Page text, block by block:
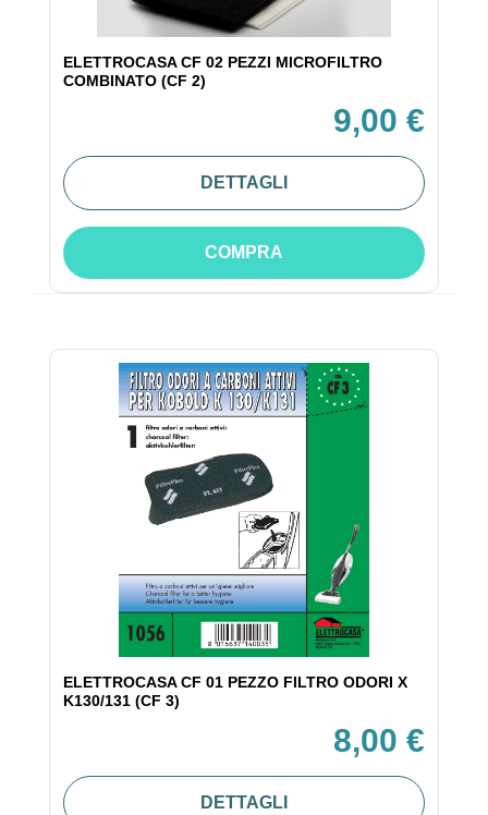
ELETTROCASA CF 02 PEZZI MICROFILTRO
COMBINATO (CF 2)
9,00 €
DETTAGLI
COMPRA
ELETTROCASA CF 01 PEZZO FILTRO ODORI X
K130/131 (CF 3)
8,00 €
DETTAGLI